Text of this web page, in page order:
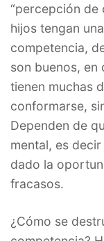
“percepción de
hijos tengan
competencia,
son buenos, en
tienen muchas
conformarse,
Dependen de
mental, es
dado la
fracasos.
¿Cómo se